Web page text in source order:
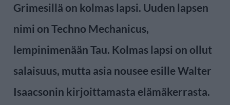
Grimesillä on kolmas lapsi. Uuden lapsen
nimi on Techno Mechanicus,
lempinimenään Tau. Kolmas lapsi on ollut
salaisuus, mutta asia nousee esille Walter
Isaacsonin kirjoittamasta elämäkerrasta.